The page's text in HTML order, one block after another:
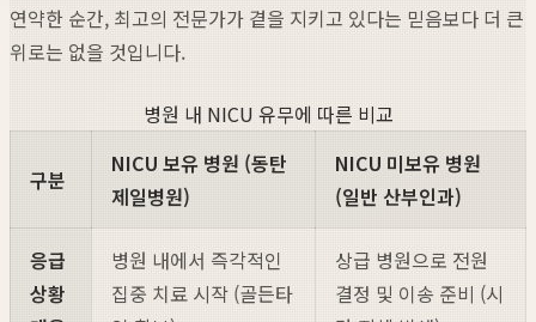
연약한 순간, 최고의 전문가가 곁을 지키고 있다는 믿음보다 더 큰
위로는 없을 것입니다.
병원 내 NICU 유무에 따른 비교
구분
NICU 보유 병원 (동탄
제일병원)
NICU 미보유 병원
(일반 산부인과)
응급
상황
병원 내에서 즉각적인
집중 치료 시작 (골든타
상급 병원으로 전원
결정 및 이송 준비 (시